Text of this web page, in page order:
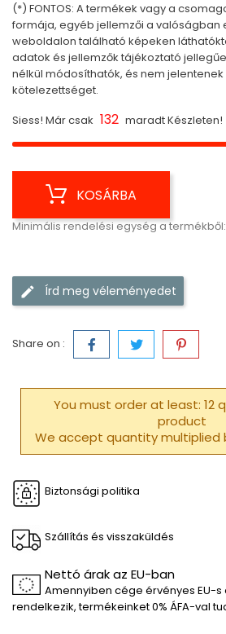
(*) FONTOS: A termékek vagy a
formája, egyéb jellemzői a valóságban
weboldalon található képeken
adatok és jellemzők tájékoztató
nélkül módosíthatók, és nem
kötelezettséget.
Siess! Már csak 132 maradt Készleten!
KOSÁRBA
Minimális rendelési egység a termékből:
Írd meg véleményedet
Share on :
You must order at least: 12
product
We accept quantity multiplied
Biztonsági politika
Szállítás és visszaküldés
Nettó árak az EU-ban
Amennyiben cége érvényes EU-
rendelkezik, termékeinket 0% ÁFA-val